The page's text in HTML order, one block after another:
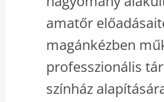
amatőr
magánkézben
professzionális
színház